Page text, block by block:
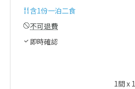
含1份一泊二食
不可退費
即時確認
1間 x 1